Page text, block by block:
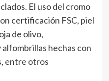
El uso del cromo
certificación FSC, piel
de olivo,
hechas con
entre otros